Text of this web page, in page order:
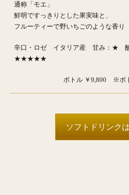
通称「モエ」
鮮明ですっきりとした果実味と、
フルーティーで野いちごのような香り
辛口・ロゼ イタリア産 甘み：★
★★★★★
ボトル ￥9,800 ※ボ
ソフトドリンク